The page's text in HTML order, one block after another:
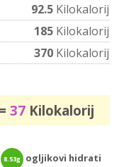
92.5 Kilokalorij
185 Kilokalorij
370 Kilokalorij
37 Kilokalorij
8.53g
ogljikovi hidrati